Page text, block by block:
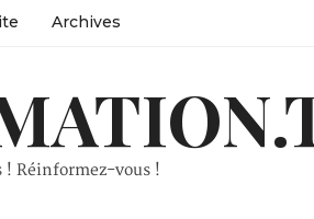
Archives
Réinformez-vous !